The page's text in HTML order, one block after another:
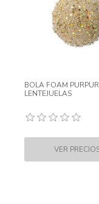
BOLA FOAM
LENTEJUELAS